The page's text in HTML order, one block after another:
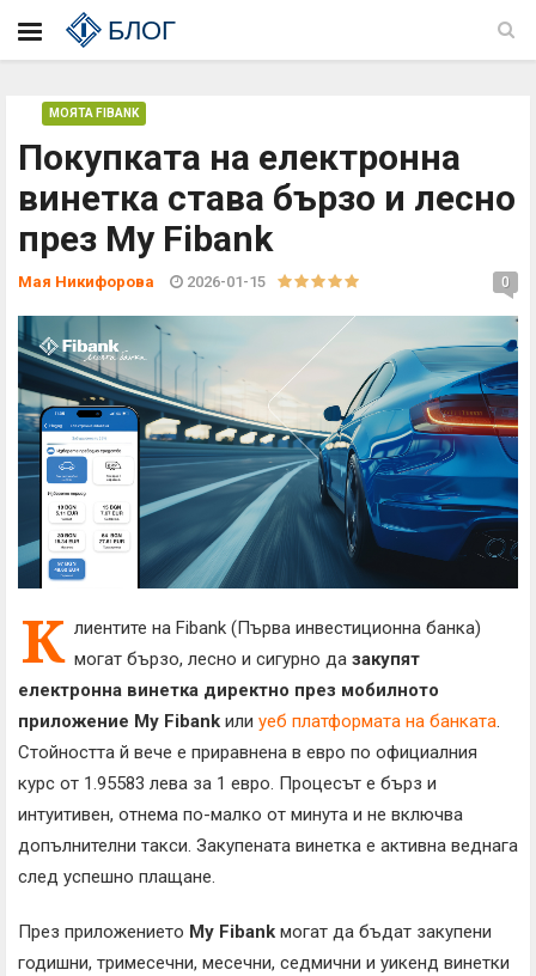
БЛОГ
Покупката на електронна
винетка става бързо и лесно
през My Fibank
МОЯТА FIBANK
Мая Никифорова 2026-01-15 0
К лиентите на Fibank (Първа инвестиционна банка)
могат бързо, лесно и сигурно да закупят
електронна винетка директно през мобилното
приложение My Fibank или уеб платформата на банката.
Стойността й вече е приравнена в евро по официалния
курс от 1.95583 лева за 1 евро. Процесът е бърз и
интуитивен, отнема по-малко от минута и не включва
допълнителни такси. Закупената винетка е активна веднага
след успешно плащане.
През приложението My Fibank могат да бъдат закупени
годишни, тримесечни, месечни, седмични и уикенд винетки